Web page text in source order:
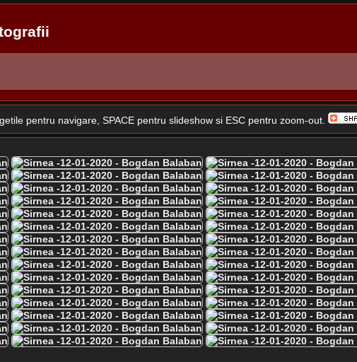
pentru navigare, SPACE pentru slideshow si ESC pentru zoom-out.